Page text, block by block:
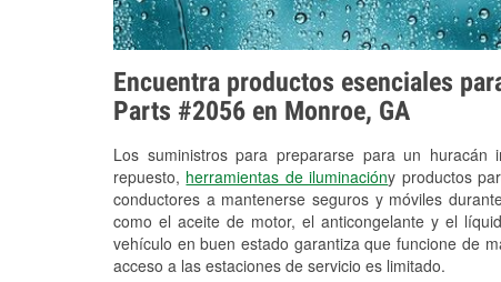
Encuentra productos esenciales
Parts #2056 en Monroe, GA
Los suministros para prepararse para un huracán
repuesto, herramientas de iluminacióny productos
conductores a mantenerse seguros y móviles
como el aceite de motor, el anticongelante y el
vehículo en buen estado garantiza que funcione de
acceso a las estaciones de servicio es limitado.